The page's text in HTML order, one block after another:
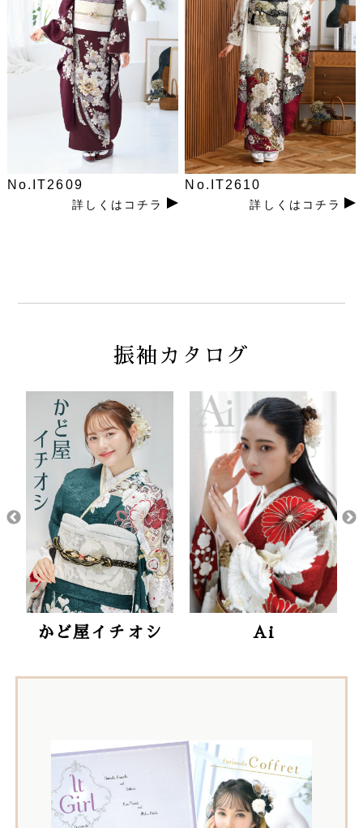
No.IT2609
詳しくはコチラ
No.IT2610
詳しくはコチラ
振袖カタログ
かど屋イチオシ Ai